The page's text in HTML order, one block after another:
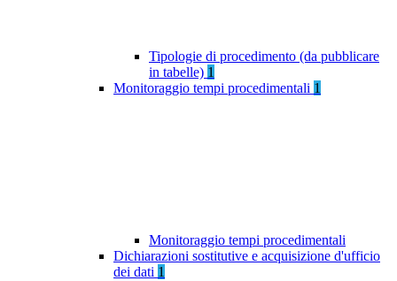
Tipologie di procedimento (da pubblicare
in tabelle) 1
Monitoraggio tempi procedimentali 1
Monitoraggio tempi procedimentali
Dichiarazioni sostitutive e acquisizione d'ufficio
dei dati 1